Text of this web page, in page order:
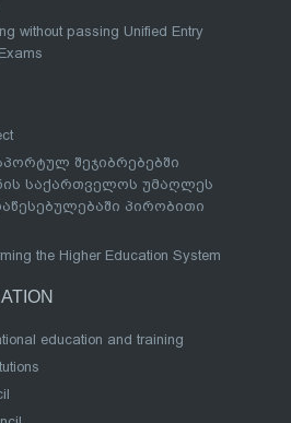
without passing Unified Entry
შეჯიბრებებში
საქართველოს უმაღლეს
პირობითი
the Higher Education System
education and training